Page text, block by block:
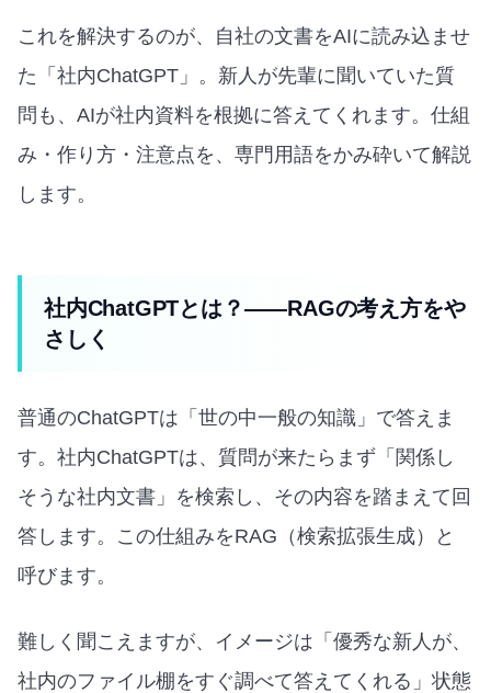
これを解決するのが、自社の文書をAIに読み込ませ
た「社内ChatGPT」。新人が先輩に聞いていた質
問も、AIが社内資料を根拠に答えてくれます。仕組
み・作り方・注意点を、専門用語をかみ砕いて解説
します。
社内ChatGPTとは？——RAGの考え方をや
さしく
普通のChatGPTは「世の中一般の知識」で答えま
す。社内ChatGPTは、質問が来たらまず「関係し
そうな社内文書」を検索し、その内容を踏まえて回
答します。この仕組みをRAG（検索拡張生成）と
呼びます。
難しく聞こえますが、イメージは「優秀な新人が、
社内のファイル棚をすぐ調べて答えてくれる」状態